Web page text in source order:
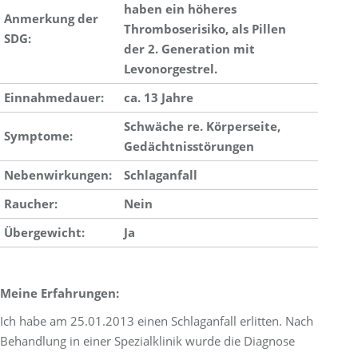
Anmerkung der
SDG:
haben ein höheres
Thromboserisiko, als Pillen
der 2. Generation mit
Levonorgestrel.
Einnahmedauer:
ca. 13 Jahre
Symptome:
Schwäche re. Körperseite,
Gedächtnisstörungen
Nebenwirkungen:
Schlaganfall
Raucher:
Nein
Übergewicht:
Ja
Meine Erfahrungen:
Ich habe am 25.01.2013 einen Schlaganfall erlitten. Nach
Behandlung in einer Spezialklinik wurde die Diagnose